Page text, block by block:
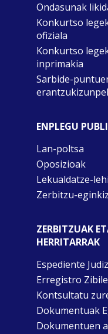
Ondasunak
Konkurtso
ofiziala
Konkurtso
inprimakia
Sarbide-
ENPLEGU
Lan-poltsa
Oposizioak
Lekualdatze-
Zerbitzu-
ZERBITZUAK
HERRITARRAK
Espediente
Erregistro
Kontsultatu
Dokumentuak
Dokumentuen